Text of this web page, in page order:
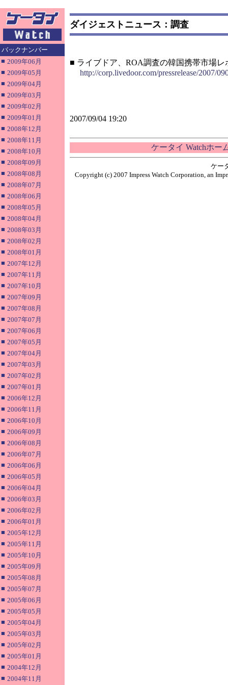
バックナンバー
■ 2009年06月
■ 2009年05月
■ 2009年04月
■ 2009年03月
■ 2009年02月
■ 2009年01月
■ 2008年12月
■ 2008年11月
■ 2008年10月
■ 2008年09月
■ 2008年08月
■ 2008年07月
■ 2008年06月
■ 2008年05月
■ 2008年04月
■ 2008年03月
■ 2008年02月
■ 2008年01月
■ 2007年12月
■ 2007年11月
■ 2007年10月
■ 2007年09月
■ 2007年08月
■ 2007年07月
■ 2007年06月
■ 2007年05月
■ 2007年04月
■ 2007年03月
■ 2007年02月
■ 2007年01月
■ 2006年12月
■ 2006年11月
■ 2006年10月
■ 2006年09月
■ 2006年08月
■ 2006年07月
■ 2006年06月
■ 2006年05月
■ 2006年04月
■ 2006年03月
■ 2006年02月
■ 2006年01月
■ 2005年12月
■ 2005年11月
■ 2005年10月
■ 2005年09月
■ 2005年08月
■ 2005年07月
■ 2005年06月
■ 2005年05月
■ 2005年04月
■ 2005年03月
■ 2005年02月
■ 2005年01月
■ 2004年12月
■ 2004年11月
ダイジェストニュース：調査
■ ライブドア、ROA調査の韓国携帯市場レ
http://corp.livedoor.com/pressrelease/2007/
2007/09/04 19:20
ケータイ Watchホー
ケー
Copyright (c) 2007 Impress Watch Corporation, an